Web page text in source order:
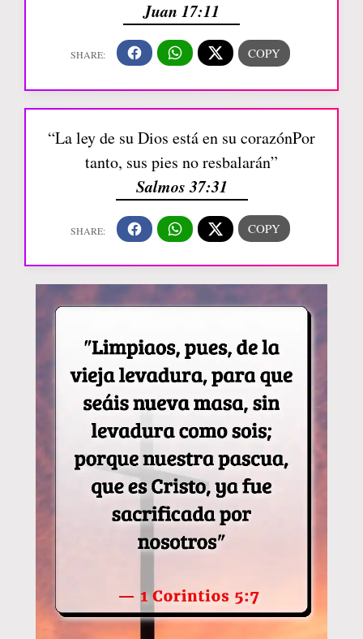
Juan 17:11
“La ley de su Dios está en su corazónPor
tanto, sus pies no resbalarán”
Salmos 37:31